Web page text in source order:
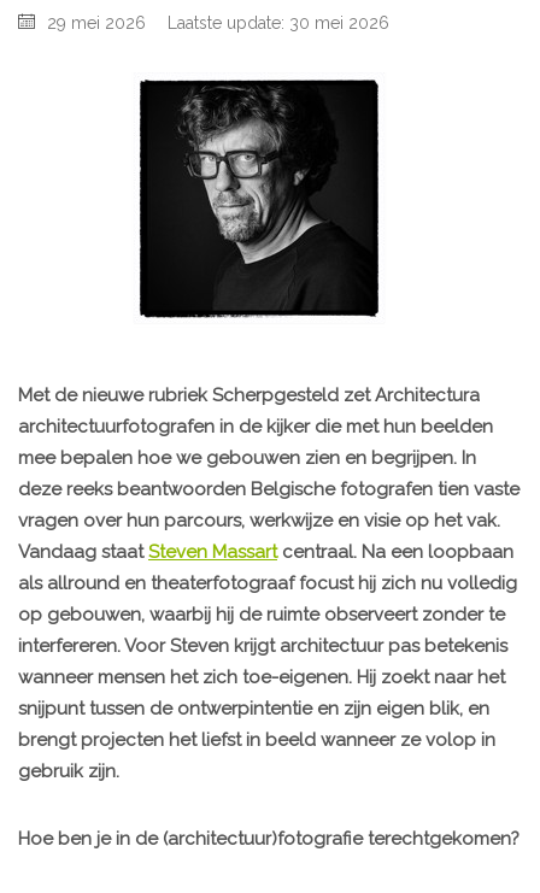
29 mei 2026 Laatste update: 30 mei 2026
Met de nieuwe rubriek Scherpgesteld zet Architectura
architectuurfotografen in de kijker die met hun beelden
mee bepalen hoe we gebouwen zien en begrijpen. In
deze reeks beantwoorden Belgische fotografen tien vaste
vragen over hun parcours, werkwijze en visie op het vak.
Vandaag staatSteven Massartcentraal. Na een loopbaan
als allround en theaterfotograaf focust hij zich nu volledig
op gebouwen, waarbij hij de ruimte observeert zonder te
interfereren. Voor Steven krijgt architectuur pas betekenis
wanneer mensen het zich toe-eigenen. Hij zoekt naar het
snijpunt tussen de ontwerpintentie en zijn eigen blik, en
brengt projecten het liefst in beeld wanneer ze volop in
gebruik zijn.
Hoe ben je in de (architectuur)fotografie terechtgekomen?